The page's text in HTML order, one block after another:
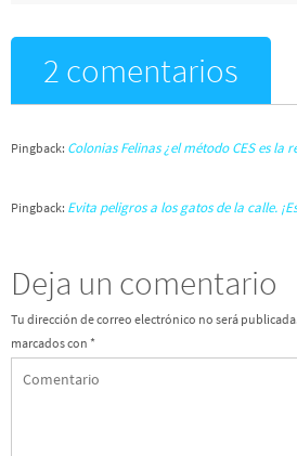
2 comentarios
Pingback: Colonias Felinas ¿el método CES es la
Pingback: Evita peligros a los gatos de la calle.
Deja un comentario
Tu dirección de correo electrónico no será publicada.
marcados con *